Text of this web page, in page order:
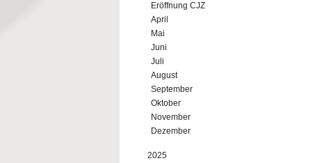
Eröffnung CJZ
April
Mai
Juni
Juli
August
September
Oktober
November
Dezember
2025